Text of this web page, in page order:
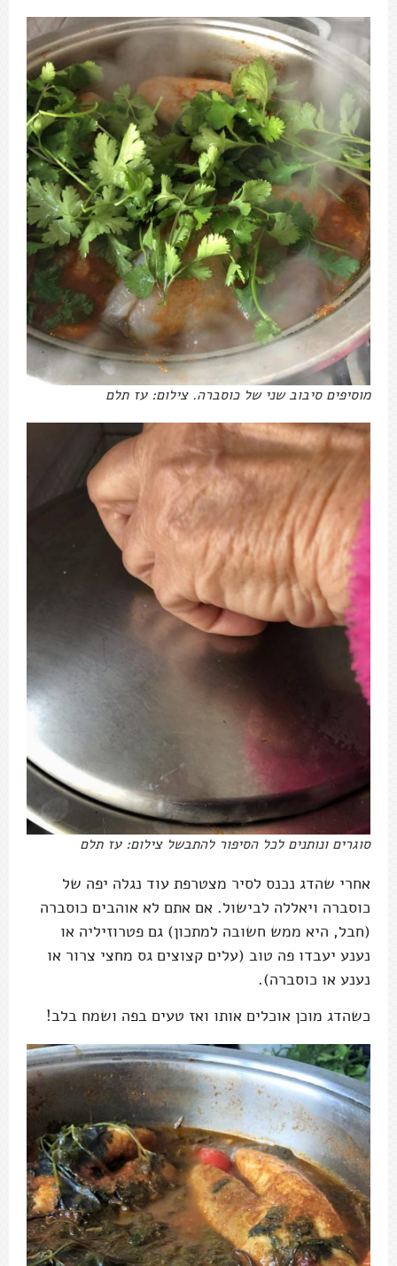
מוסיפים סיבוב שני של כוסברה. צילום: עז תלם
סוגרים ונותנים לכל הסיפור להתבשל צילום: עז תלם
אחרי שהדג נכנס לסיר מצטרפת עוד נגלה יפה של
כוסברה ויאללה לבישול. אם אתם לא אוהבים כוסברה
(חבל, היא ממש חשובה למתכון) גם פטרוזיליה או
נענע יעבדו פה טוב (עלים קצוצים גס מחצי צרור או
נענע או כוסברה).
כשהדג מוכן אוכלים אותו ואז טעים בפה ושמח בלב!